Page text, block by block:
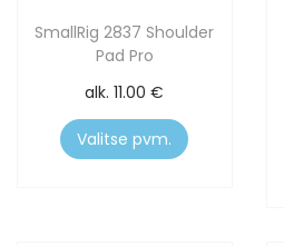
SmallRig 2837 Shoulder
Pad Pro
alk.11.00€
Valitse pvm.